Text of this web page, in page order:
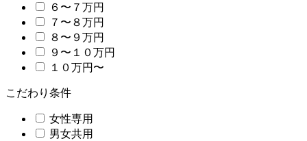
６〜７万円
７〜８万円
８〜９万円
９〜１０万円
１０万円〜
こだわり条件
女性専用
男女共用